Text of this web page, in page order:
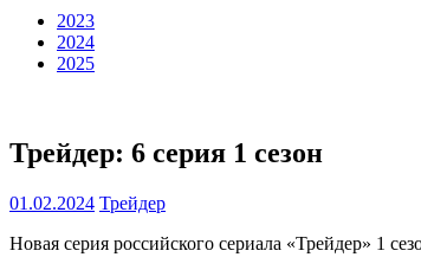
2023
2024
2025
Трейдер: 6 серия 1 сезон
01.02.2024 Трейдер
Новая серия российского сериала «Трейдер» 1